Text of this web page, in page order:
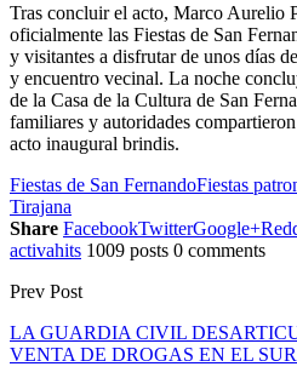
Tras concluir el acto, Marco Aurelio
oficialmente las Fiestas de San
y visitantes a disfrutar de unos días
y encuentro vecinal. La noche
de la Casa de la Cultura de San
familiares y autoridades
acto inaugural brindis.
Fiestas de San FernandoFiestas
Tirajana
Share FacebookTwitterGoogle+
activahits 1009 posts 0 comments
Prev Post
LA GUARDIA CIVIL
VENTA DE DROGAS EN EL